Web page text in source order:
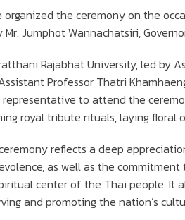
the ceremony on the
Mr. Jumphot Wannachatsiri,
Rajabhat University, led by
Professor Thatri
representative to attend the
royal tribute rituals, laying floral
reflects a deep
as well as the
center of the Thai people. It
and promoting the nation’s